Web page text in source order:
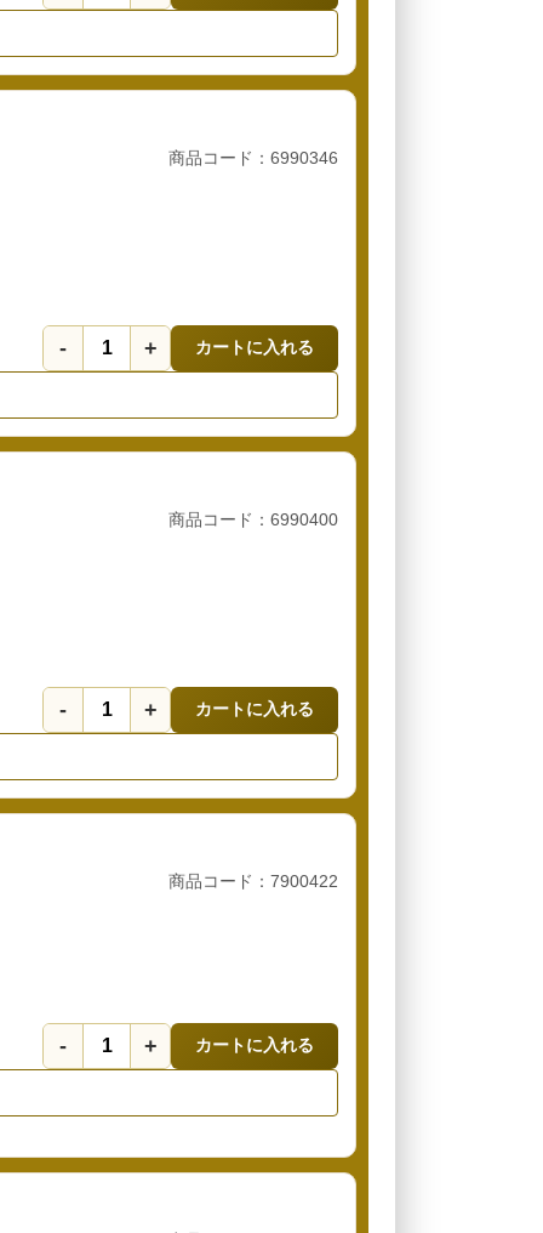
商品コード：6990346
- + カートに入れる
商品コード：6990400
- + カートに入れる
商品コード：7900422
- + カートに入れる